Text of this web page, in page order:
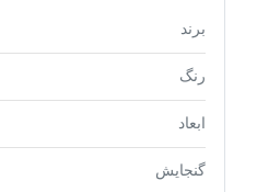
برند
رنگ
ابعاد
گنجایش